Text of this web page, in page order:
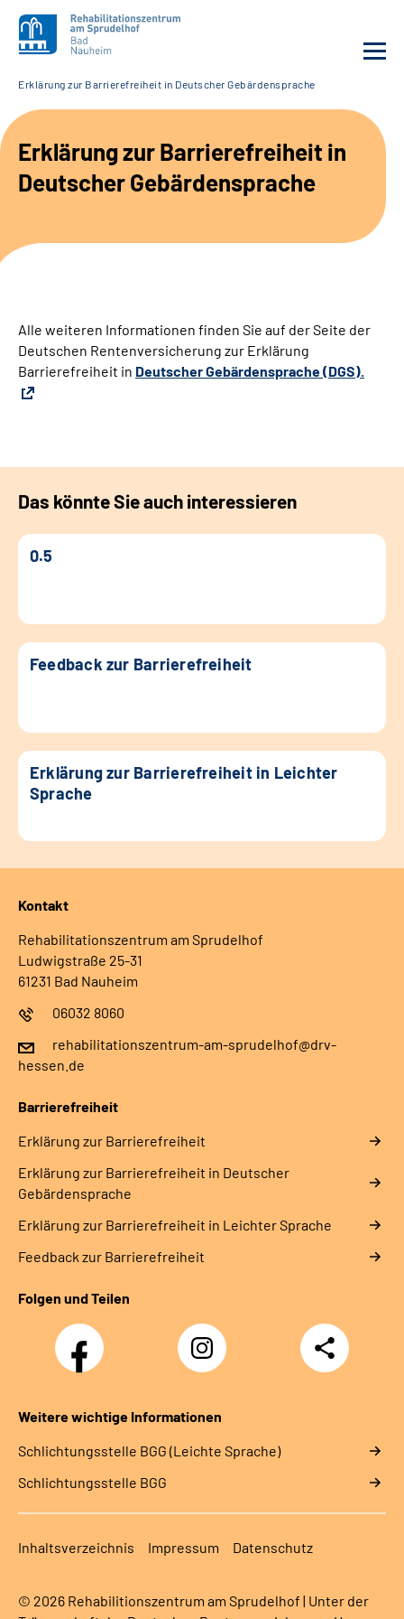
Unsere Klinik
Unsere Angebote
Suche
Login
Erklärung zur Barrierefreiheit in Deutscher Gebärdensprache
Erklärung zur Barrierefreiheit in
Deutscher Gebärdensprache
Alle weiteren Informationen finden Sie auf der Seite der
Deutschen Rentenversicherung zur Erklärung
Barrierefreiheit in Deutscher Gebärdensprache (DGS).
Das könnte Sie auch interessieren
0.5
Feedback zur Barrierefreiheit
Erklärung zur Barrierefreiheit in Leichter
Sprache
Kontakt
Rehabilitationszentrum am Sprudelhof
Ludwigstraße 25-31
61231 Bad Nauheim
06032 8060
rehabilitationszentrum-am-sprudelhof@drv-
hessen.de
Barrierefreiheit
Erklärung zur Barrierefreiheit
Erklärung zur Barrierefreiheit in Deutscher
Gebärdensprache
Erklärung zur Barrierefreiheit in Leichter Sprache
Feedback zur Barrierefreiheit
Folgen und Teilen
Facebook-
Kanal
des
Sprudelhof
Instagram-
Kanal
des
Sprudelhof
Teilen
Weitere wichtige Informationen
Schlich­tungs­stel­le BGG (Leichte Sprache)
Schlich­tungs­stel­le BGG
Inhaltsverzeichnis Impressum Datenschutz
© 2026 Rehabilitionszentrum am Sprudelhof | Unter der